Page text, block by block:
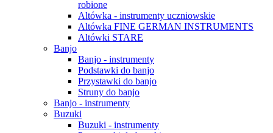
robione
Altówka - instrumenty uczniowskie
Altówka FINE GERMAN INSTRUMENTS
Altówki STARE
Banjo
Banjo - instrumenty
Podstawki do banjo
Przystawki do banjo
Struny do banjo
Banjo - instrumenty
Buzuki
Buzuki - instrumenty